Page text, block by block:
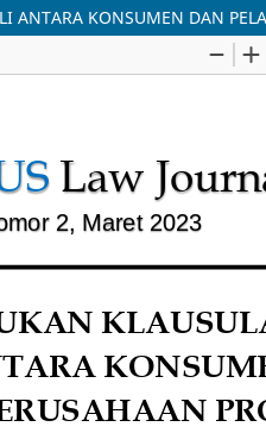
ANTARA KONSUMEN DAN